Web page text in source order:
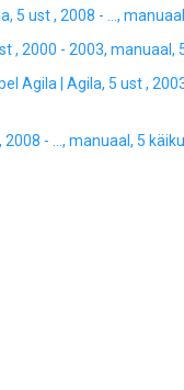
5 ust , 2008 - ...,
, 2000 - 2003, manuaal,
Agila | Agila, 5 ust ,
- ..., manuaal, 5